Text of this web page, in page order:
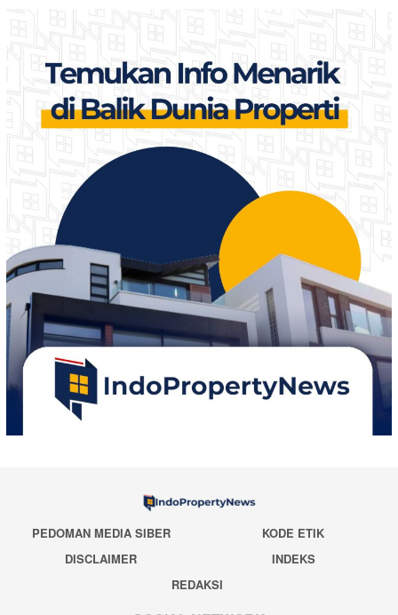
PEDOMAN MEDIA SIBER
KODE ETIK
DISCLAIMER
INDEKS
REDAKSI